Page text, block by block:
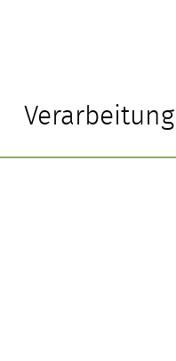
Verarbeitung